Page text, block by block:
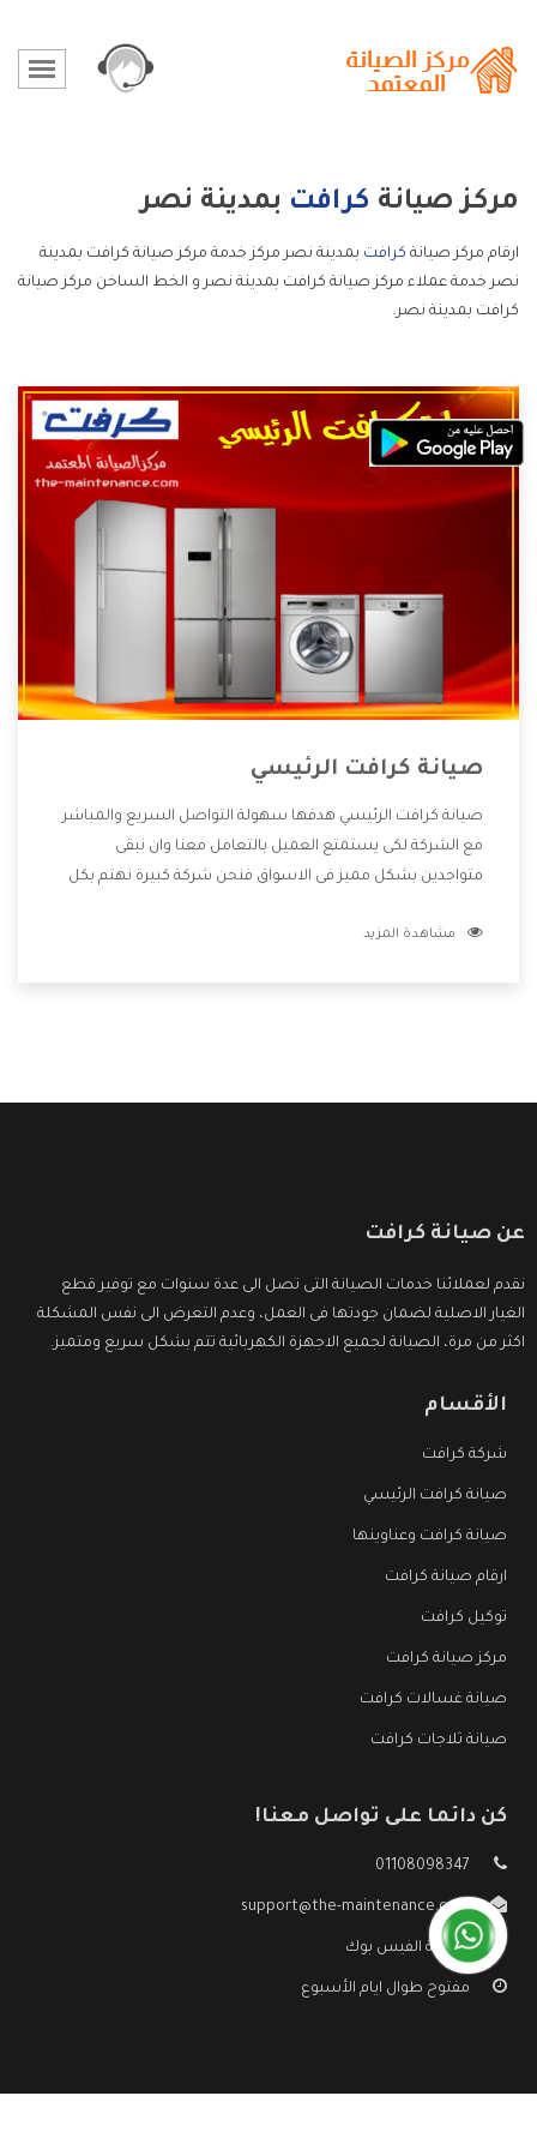
مركز صيانة كرافت بمدينة نصر
ارقام مركز صيانة كرافت بمدينة نصر مركز خدمة مركز صيانة كرافت بمدينة
نصر خدمة عملاء مركز صيانة كرافت بمدينة نصر و الخط الساخن مركز صيانة
كرافت بمدينة نصر.
صيانة كرافت الرئيسي
صيانة كرافت الرئيسي هدفها سهولة التواصل السريع والمباشر
مع الشركة لكى يستمتع العميل بالتعامل معنا وان نبقى
متواجدين بشكل مميز فى الاسواق فنحن شركة كبيرة نهتم بكل
الشركة بها والتى تكون منها خدمة الصيانة التى تكون من أهم
مشاهدة المزيد
عن صيانة كرافت
نقدم لعملائنا خدمات الصيانة التى تصل الى عدة سنوات مع توفير قطع
الغيار الاصلية لضمان جودتها فى العمل، وعدم التعرض الى نفس المشكلة
اكثر من مرة، الصيانة لجميع الاجهزة الكهربائية تتم بشكل سريع ومتميز.
الأقسام
شركة كرافت
صيانة كرافت الرئيسي
صيانة كرافت وعناوينها
ارقام صيانة كرافت
توكيل كرافت
مركز صيانة كرافت
صيانة غسالات كرافت
صيانة ثلاجات كرافت
كن دائما على تواصل معنا!
01108098347
support@the-maintenance.com
صفحة الفيس بوك
مفتوح طوال ايام الأسبوع